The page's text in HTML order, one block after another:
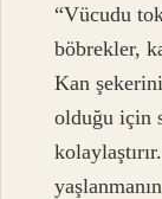
“Vücudu
böbrekler,
Kan
olduğu için